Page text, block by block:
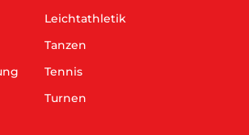
Leichtathletik
Tanzen
Tennis
Turnen